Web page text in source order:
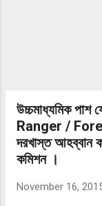
উচ্চমাধ্যমিক পাশ
Ranger /
দরখাস্ত আহব্বান
কমিশন ।
November 16,